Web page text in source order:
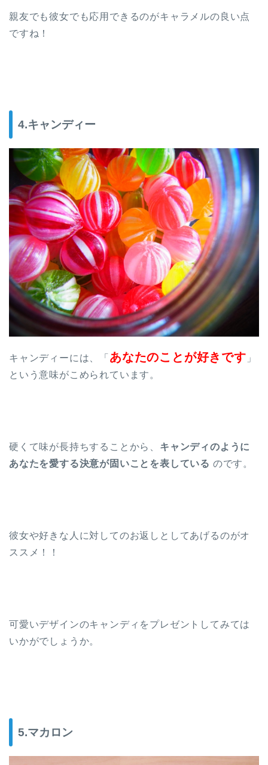
親友でも彼女でも応用できるのがキャラメルの良い点
ですね！
4.キャンディー
キャンディーには、「 あなたのことが好きです 」
という意味がこめられています。
硬くて味が長持ちすることから、 キャンディのように
あなたを愛する決意が固いことを表している のです。
彼女や好きな人に対してのお返しとしてあげるのがオ
ススメ！！
可愛いデザインのキャンディをプレゼントしてみては
いかがでしょうか。
5.マカロン